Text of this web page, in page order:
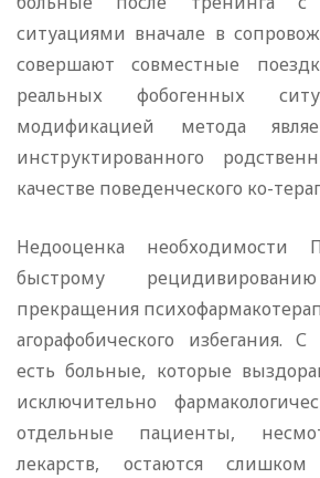
ситуациями вначале в
совершают совместные
реальных фобогенных
модификацией метода
инструктированного
качестве поведенческого ко-
Недооценка
быстрому
прекращения
агорафобического избегания.
есть больные, которые
исключительно
отдельные пациенты,
лекарств, остаются слишком